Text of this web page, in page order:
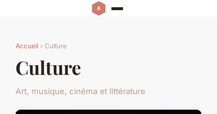
Accueil › Culture
Culture
Art, musique, cinéma et littérature